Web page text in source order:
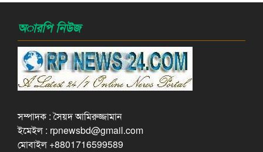
অারপি নিউজ
সম্পাদক : সৈয়দ আমিরুজ্জামান
ইমেইল : rpnewsbd@gmail.com
মোবাইল +8801716599589